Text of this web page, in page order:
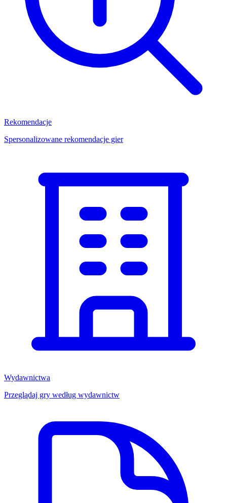
Rekomendacje
Spersonalizowane rekomendacje gier
Wydawnictwa
Przeglądaj gry według wydawnictw